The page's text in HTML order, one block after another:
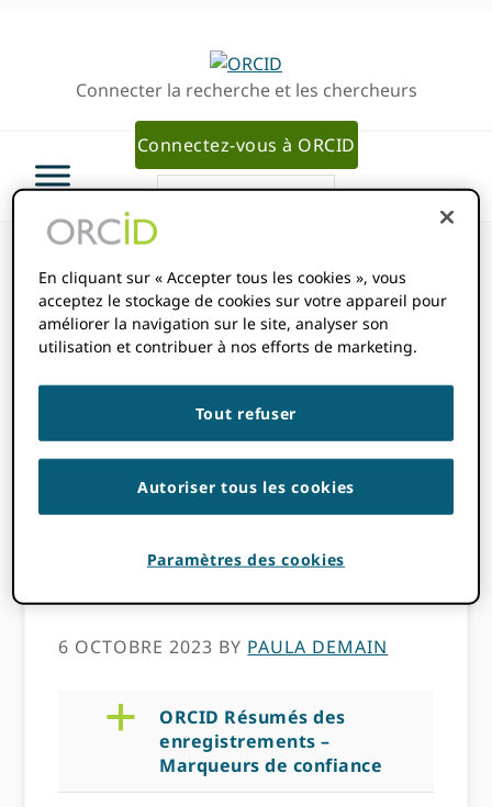
navigationConnecter la recherche et les chercheurs
Connectez-vous à ORCID
ORCID Résumés
des
enregistrements
– Marqueurs de
confiance
6 OCTOBRE 2023 BY PAULA DEMAIN
a
ORCID Résumés des
enregistrements –
Marqueurs de confiance
En cliquant sur « Accepter tous les cookies », vous
acceptez le stockage de cookies sur votre appareil pour
améliorer la navigation sur le site, analyser son
utilisation et contribuer à nos efforts de marketing.
Tout refuser
Autoriser tous les cookies
Paramètres des cookies